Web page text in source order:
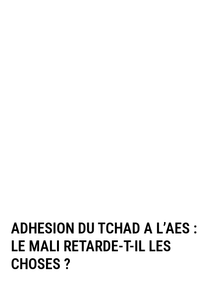
ADHESION DU TCHAD A L’AES :
LE MALI RETARDE-T-IL LES
CHOSES ?